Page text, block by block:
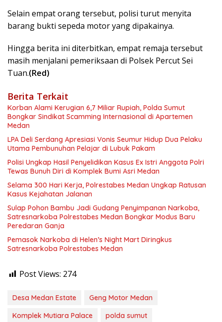
Selain empat orang tersebut, polisi turut menyita
barang bukti sepeda motor yang dipakainya.
Hingga berita ini diterbitkan, empat remaja tersebut
masih menjalani pemeriksaan di Polsek Percut Sei
Tuan.(Red)
Berita Terkait
Korban Alami Kerugian 6,7 Miliar Rupiah, Polda Sumut
Bongkar Sindikat Scamming Internasional di Apartemen
Medan
LPA Deli Serdang Apresiasi Vonis Seumur Hidup Dua Pelaku
Utama Pembunuhan Pelajar di Lubuk Pakam
Polisi Ungkap Hasil Penyelidikan Kasus Ex Istri Anggota Polri
Tewas Bunuh Diri di Komplek Bumi Asri Medan
Selama 300 Hari Kerja, Polrestabes Medan Ungkap Ratusan
Kasus Kejahatan Jalanan
Sulap Pohon Bambu Jadi Gudang Penyimpanan Narkoba,
Satresnarkoba Polrestabes Medan Bongkar Modus Baru
Peredaran Ganja
Pemasok Narkoba di Helen’s Night Mart Diringkus
Satresnarkoba Polrestabes Medan
Post Views: 274
Desa Medan Estate
Geng Motor Medan
Komplek Mutiara Palace
polda sumut